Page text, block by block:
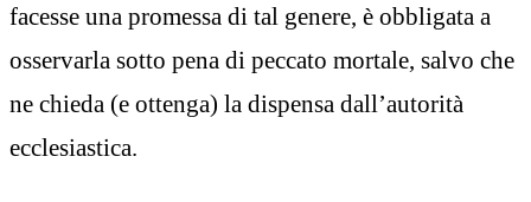
facesse una promessa di tal genere, è obbligata a
osservarla sotto pena di peccato mortale, salvo che
ne chieda (e ottenga) la dispensa dall’autorità
ecclesiastica.